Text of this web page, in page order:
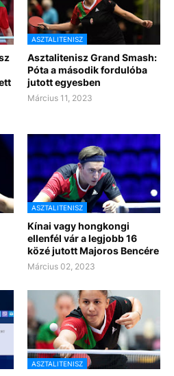
ASZTALITENISZ
Asztalitenisz Grand Smash:
Póta a második fordulóba
jutott egyesben
Március 11, 2023
ASZTALITENISZ
Kínai vagy hongkongi
ellenfél vár a legjobb 16
közé jutott Majoros Bencére
Március 02, 2023
ASZTALITENISZ